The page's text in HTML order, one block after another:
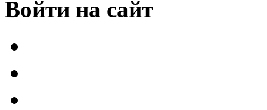
Войти на сайт